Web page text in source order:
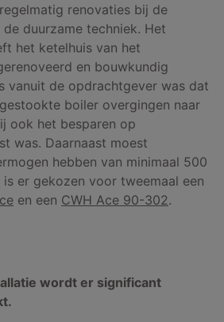
renovaties bij de
duurzame techniek. Het
het ketelhuis van het
en bouwkundig
vanuit de opdrachtgever was dat
boiler overgingen naar
ook het besparen op
was. Daarnaast moest
hebben van minimaal 500
is er gekozen voor tweemaal een
en een CWH Ace 90-302.
wordt er significant